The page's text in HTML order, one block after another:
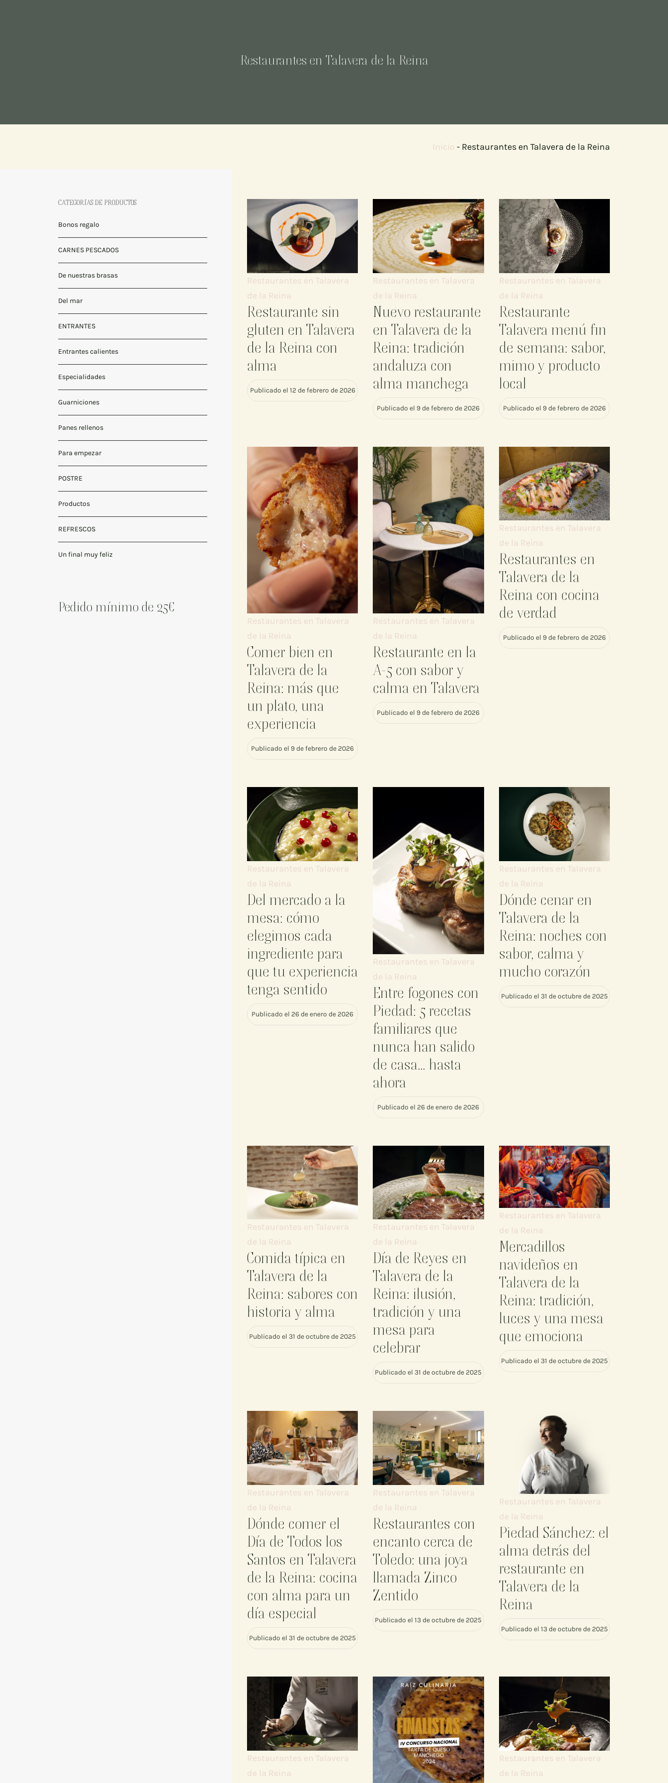
Restaurantes en Talavera de la Reina
Inicio - Restaurantes en Talavera de la Reina
Restaurantes en Talavera
de la Reina
Restaurante sin
gluten en Talavera
de la Reina con
alma
Publicado el 12 de febrero de 2026
Restaurantes en Talavera
de la Reina
Nuevo restaurante
en Talavera de la
Reina: tradición
andaluza con
alma manchega
Publicado el 9 de febrero de 2026
Restaurantes en Talavera
de la Reina
Restaurante
Talavera menú fin
de semana: sabor,
mimo y producto
local
Publicado el 9 de febrero de 2026
Restaurantes en Talavera
de la Reina
Comer bien en
Talavera de la
Reina: más que
un plato, una
experiencia
Publicado el 9 de febrero de 2026
Restaurantes en Talavera
de la Reina
Restaurante en la
A-5 con sabor y
calma en Talavera
Publicado el 9 de febrero de 2026
Restaurantes en Talavera
de la Reina
Restaurantes en
Talavera de la
Reina con cocina
de verdad
Publicado el 9 de febrero de 2026
Restaurantes en Talavera
de la Reina
Del mercado a la
mesa: cómo
elegimos cada
ingrediente para
que tu experiencia
tenga sentido
Publicado el 26 de enero de 2026
Restaurantes en Talavera
de la Reina
Entre fogones con
Piedad: 5 recetas
familiares que
nunca han salido
de casa… hasta
ahora
Publicado el 26 de enero de 2026
Restaurantes en Talavera
de la Reina
Dónde cenar en
Talavera de la
Reina: noches con
sabor, calma y
mucho corazón
Publicado el 31 de octubre de 2025
Restaurantes en Talavera
de la Reina
Comida típica en
Talavera de la
Reina: sabores con
historia y alma
Publicado el 31 de octubre de 2025
Restaurantes en Talavera
de la Reina
Día de Reyes en
Talavera de la
Reina: ilusión,
tradición y una
mesa para
celebrar
Publicado el 31 de octubre de 2025
Restaurantes en Talavera
de la Reina
Mercadillos
navideños en
Talavera de la
Reina: tradición,
luces y una mesa
que emociona
Publicado el 31 de octubre de 2025
Restaurantes en Talavera
de la Reina
Dónde comer el
Día de Todos los
Santos en Talavera
de la Reina: cocina
con alma para un
día especial
Publicado el 31 de octubre de 2025
Restaurantes en Talavera
de la Reina
Restaurantes con
encanto cerca de
Toledo: una joya
llamada Zinco
Zentido
Publicado el 13 de octubre de 2025
Restaurantes en Talavera
de la Reina
Piedad Sánchez: el
alma detrás del
restaurante en
Talavera de la
Reina
Publicado el 13 de octubre de 2025
Restaurantes en Talavera
de la Reina
Restaurantes en Talavera
de la Reina
CATEGORÍAS DE PRODUCTOS
Bonos regalo
CARNES PESCADOS
De nuestras brasas
Del mar
ENTRANTES
Entrantes calientes
Especialidades
Guarniciones
Panes rellenos
Para empezar
POSTRE
Productos
REFRESCOS
Un final muy feliz
Pedido mínimo de 25€